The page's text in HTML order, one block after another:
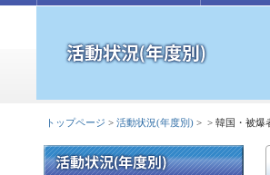
トップページ > 活動状況(年度別) > > 韓国・被爆